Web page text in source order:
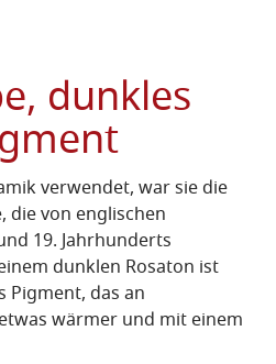
dunkles
verwendet, war sie die
die von englischen
19. Jahrhunderts
dunklen Rosaton ist
Pigment, das an
wärmer und mit einem